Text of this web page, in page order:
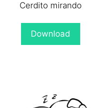
Cerdito mirando
Download